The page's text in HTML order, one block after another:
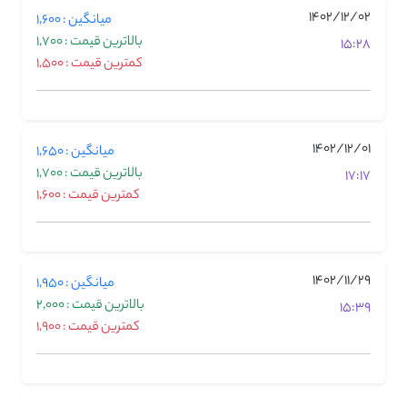
1402/12/02
15:28
میانگین : 1,600
بالاترین قیمت : 1,700
کمترین قیمت : 1,500
1402/12/01
17:17
میانگین : 1,650
بالاترین قیمت : 1,700
کمترین قیمت : 1,600
1402/11/29
15:39
میانگین : 1,950
بالاترین قیمت : 2,000
کمترین قیمت : 1,900